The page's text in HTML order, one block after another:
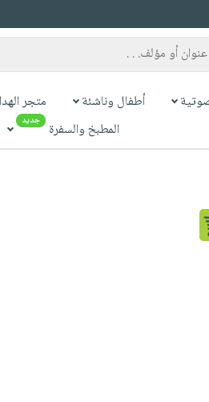
أطفال وناشئة متجر
المطبخ والسفرة جديد